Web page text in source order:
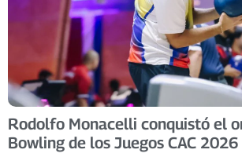
Rodolfo Monacelli conquistó el
Bowling de los Juegos CAC 2026